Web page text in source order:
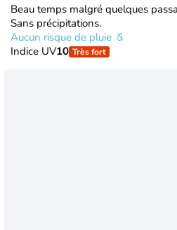
Beau temps malgré quelques
Sans précipitations.
Aucun risque de pluie
Indice UV10 Très fort